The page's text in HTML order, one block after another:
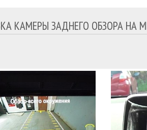
КАМЕРЫ ЗАДНЕГО ОБЗОРА НА